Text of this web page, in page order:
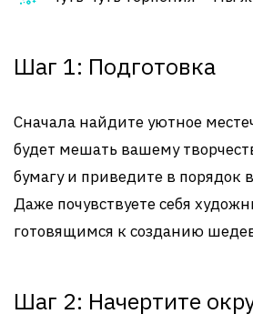
Шаг 1: Подготовка
Сначала найдите уютное
будет мешать вашему
бумагу и приведите в порядок
Даже почувствуете себя
готовящимся к созданию
Шаг 2: Начертите